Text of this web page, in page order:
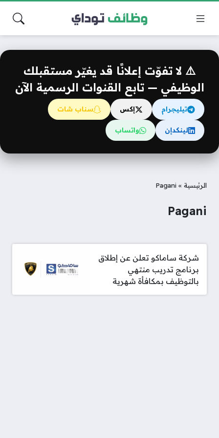
⚠️ لا تفوّت إعلانًا قد يغيّر مستقبلك
الوظيفي — تابع القنوات الرسمية الآن
تيليجرام إكس سناب شات
لينكدإن واتساب
الرئيسية »
Pagani
Pagani
شركة ساماكو تعلن عن إطلاق
برنامج تدريب منتهي
بالتوظيف بمكافأة شهرية